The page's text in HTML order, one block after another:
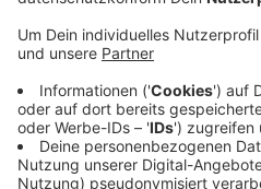
Veröffentlicht:Freitag,
Das Autohaus Lackermann
Insolvenz angemeldet. Das